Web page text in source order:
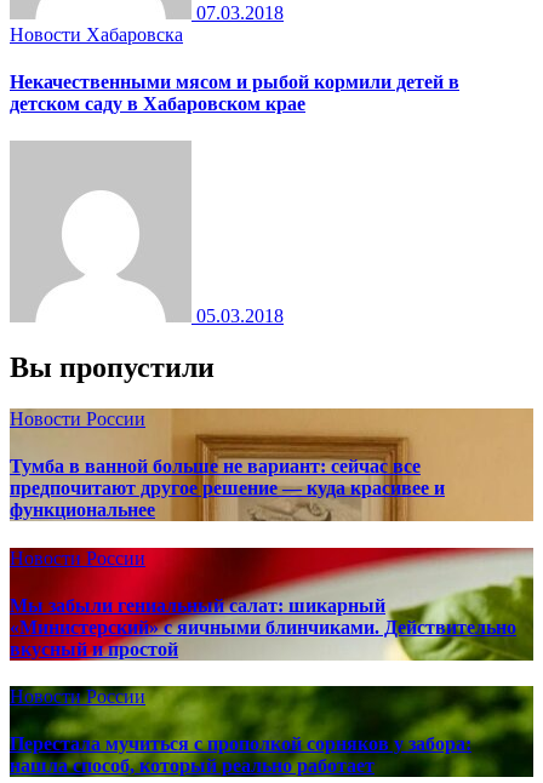
07.03.2018
Новости Хабаровска
Некачественными мясом и рыбой кормили детей в
детском саду в Хабаровском крае
05.03.2018
Вы пропустили
Новости России
Тумба в ванной больше не вариант: сейчас все
предпочитают другое решение — куда красивее и
функциональнее
Новости России
Мы забыли гениальный салат: шикарный
«Министерский» с яичными блинчиками. Действительно
вкусный и простой
Новости России
Перестала мучиться с прополкой сорняков у забора:
нашла способ, который реально работает